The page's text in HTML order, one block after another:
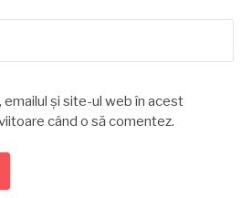
emailul și site-ul web în acest
când o să comentez.